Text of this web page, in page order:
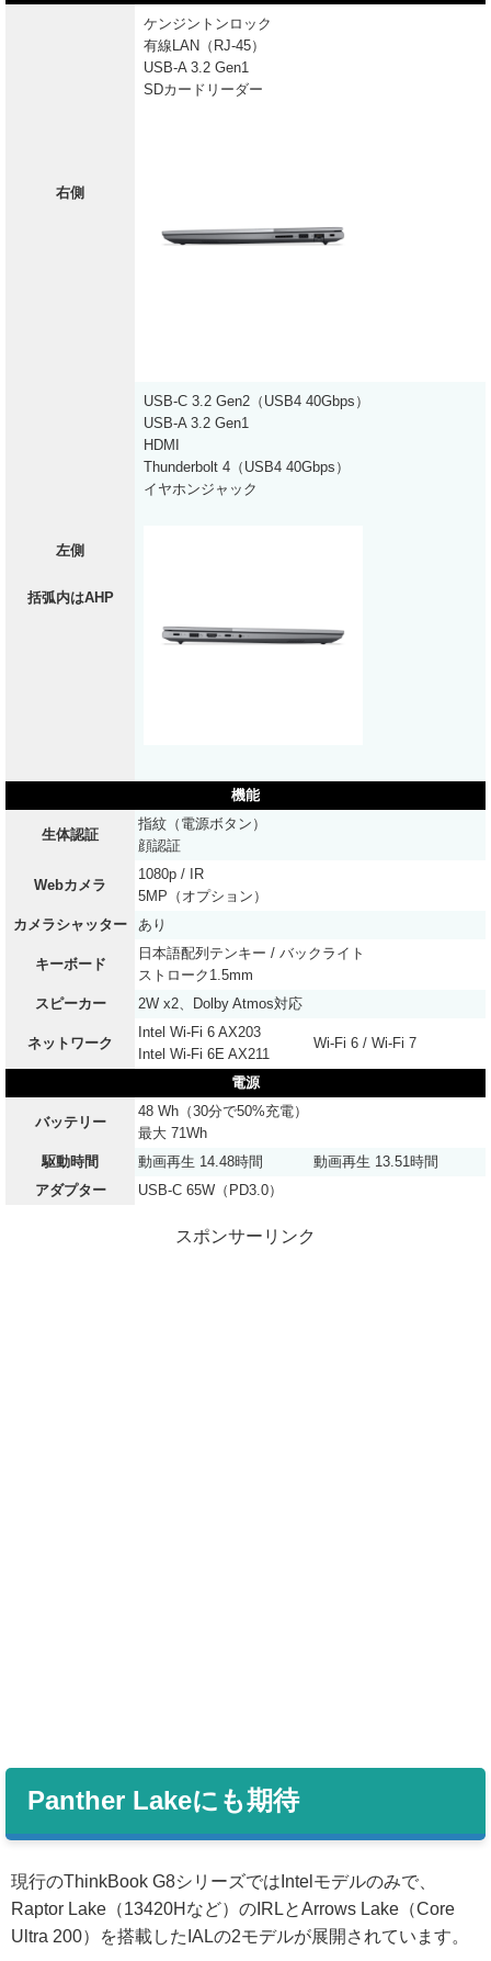
右側
ケンジントンロック
有線LAN（RJ-45）
USB-A 3.2 Gen1
SDカードリーダー
左側
括弧内はAHP
USB-C 3.2 Gen2（USB4 40Gbps）
USB-A 3.2 Gen1
HDMI
Thunderbolt 4（USB4 40Gbps）
イヤホンジャック
機能
生体認証
指紋（電源ボタン）
顔認証
Webカメラ
1080p / IR
5MP（オプション）
カメラシャッター
あり
キーボード
日本語配列テンキー / バックライト
ストローク1.5mm
スピーカー
2W x2、Dolby Atmos対応
ネットワーク
Intel Wi-Fi 6 AX203
Intel Wi-Fi 6E AX211
Wi-Fi 6 / Wi-Fi 7
電源
バッテリー
48 Wh（30分で50%充電）
最大 71Wh
駆動時間
動画再生 14.48時間
動画再生 13.51時間
アダプター
USB-C 65W（PD3.0）
スポンサーリンク
Panther Lakeにも期待
現行のThinkBook G8シリーズではIntelモデルのみで、
Raptor Lake（13420Hなど）のIRLとArrows Lake（Core
Ultra 200）を搭載したIALの2モデルが展開されています。